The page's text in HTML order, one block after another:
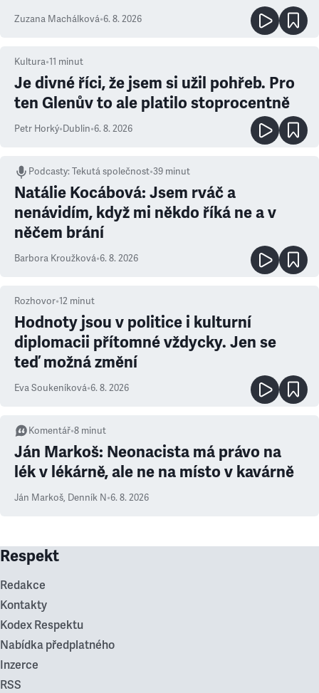
Zuzana Machálková•6. 8. 2026
Kultura•11 minut
Je divné říci, že jsem si užil pohřeb. Pro
ten Glenův to ale platilo stoprocentně
Petr Horký•Dublin•6. 8. 2026
Podcasty:Tekutá společnost•39 minut
Natálie Kocábová: Jsem rváč a
nenávidím, když mi někdo říká ne a v
něčem brání
Barbora Kroužková•6. 8. 2026
Rozhovor•12 minut
Hodnoty jsou v politice i kulturní
diplomacii přítomné vždycky. Jen se
teď možná změní
Eva Soukeníková•6. 8. 2026
Komentář•8 minut
Ján Markoš: Neonacista má právo na
lék v lékárně, ale ne na místo v kavárně
Ján Markoš, Denník N•6. 8. 2026
Respekt
Redakce
Kontakty
Kodex Respektu
Nabídka předplatného
Inzerce
RSS